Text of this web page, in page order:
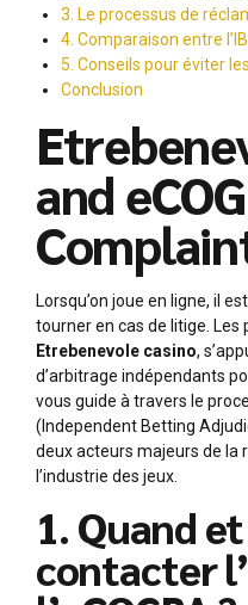
3. Le processus de
4. Comparaison entre
5. Conseils pour éviter
Conclusion
and
Lorsqu’on joue en ligne, il
tourner en cas de litige.
Etrebenevole casino,
d’arbitrage indépendants
vous guide à travers le
(Independent Betting
deux acteurs majeurs de la
l’industrie des jeux.
1. Quand
contacter